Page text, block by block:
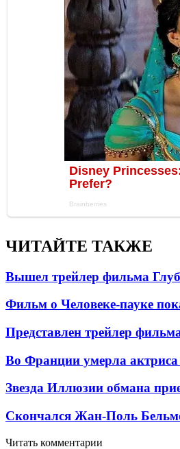
ЧИТАЙТЕ ТАКЖЕ
Вышел трейлер фильма
Фильм о Человеке-пауке
Представлен трейлер
Во Франции умерла актриса
Звезда Иллюзии обмана
Скончался Жан-Поль
Читать комментарии